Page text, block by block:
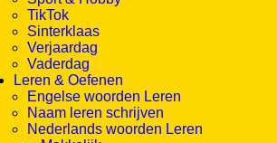
TikTok
Sinterklaas
Verjaardag
Vaderdag
Leren & Oefenen
Engelse woorden Leren
Naam leren schrijven
Nederlands woorden Leren